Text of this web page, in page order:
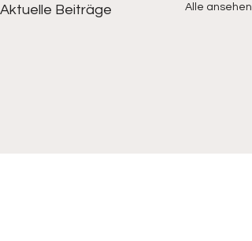
Aktuelle Beiträge Alle ansehen